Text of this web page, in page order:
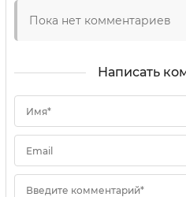
Пока нет комментариев
Написать
Имя*
Email
Введите комментарий*